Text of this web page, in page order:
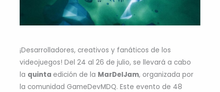
¡Desarrolladores, creativos y fanáticos de los
videojuegos! Del 24 al 26 de julio, se llevará a cabo
la quinta edición de la MarDelJam, organizada por
la comunidad GameDevMDQ. Este evento de 48